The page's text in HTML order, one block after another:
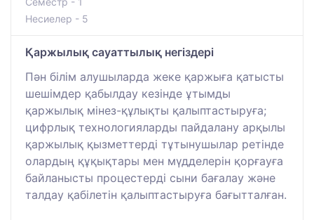
Несиелер - 5
Қаржылық сауаттылық негіздері
Пән білім алушыларда жеке қаржыға қатысты
шешімдер қабылдау кезінде ұтымды
қаржылық мінез-құлықты қалыптастыруға;
цифрлық технологияларды пайдалану арқылы
қаржылық қызметтерді тұтынушылар ретінде
олардың құқықтары мен мүдделерін қорғауға
байланысты процестерді сыни бағалау және
талдау қабілетін қалыптастыруға бағытталған.